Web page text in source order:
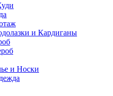
и Кардиганы
и Носки